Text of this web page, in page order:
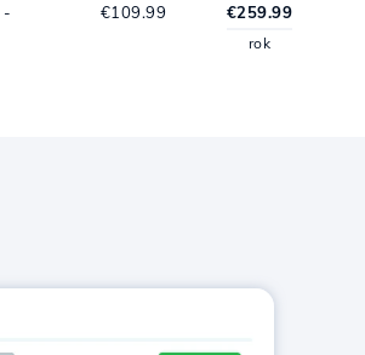
- €109.99 €259.99
rok